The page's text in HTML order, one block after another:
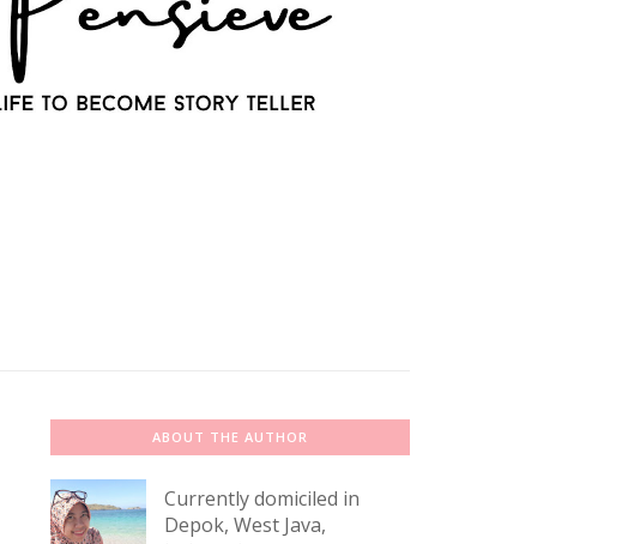
ABOUT THE AUTHOR
Currently domiciled in
Depok, West Java,